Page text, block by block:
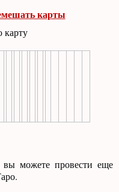
карты
можете провести еще